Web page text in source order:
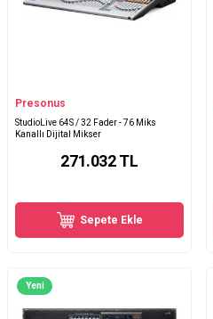
Presonus
StudioLive 64S / 32 Fader - 76 Miks
Kanallı Dijital Mikser
271.032TL
Sepete Ekle
Yeni